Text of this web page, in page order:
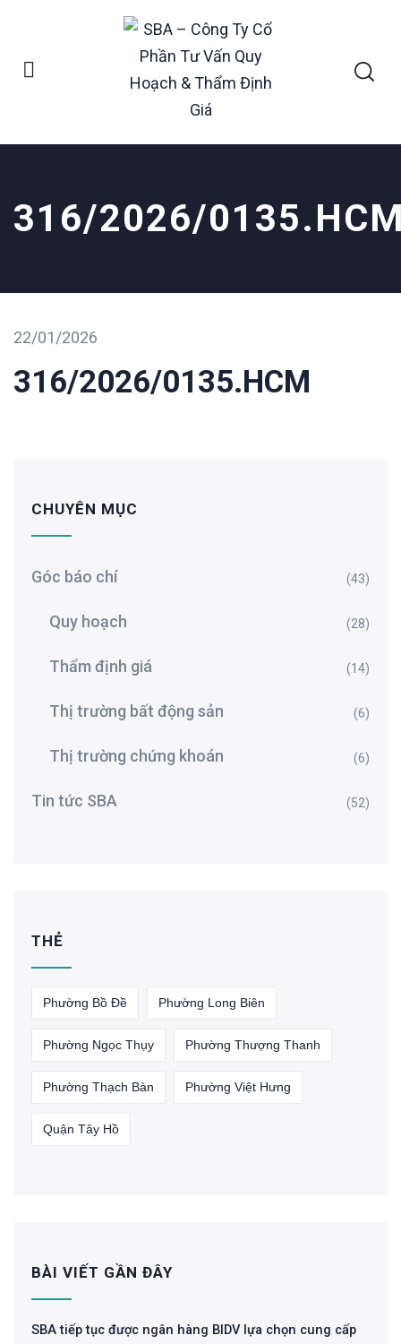
316/2026/
22/01/2026
316/2026/0135.HCM
CHUYÊN MỤC
Góc báo chí (43)
Quy hoạch (28)
Thẩm định giá (14)
Thị trường bất động sản (6)
Thị trường chứng khoán (6)
Tin tức SBA (52)
THẺ
Phường Bồ Đề Phường Long Biên
Phường Ngọc Thụy Phường Thượng Thanh
Phường Thạch Bàn Phường Việt Hưng
Quận Tây Hồ
BÀI VIẾT GẦN ĐÂY
SBA tiếp tục được ngân hàng BIDV lựa chọn cung cấp